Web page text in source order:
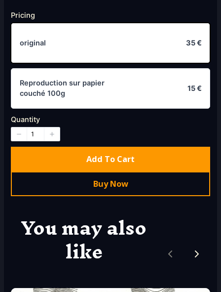
w
Pricing
original 35 €
Reproduction sur papier
couché 100g
15 €
Quantity
Add To Cart
Buy Now
You may also
like PreviousNext